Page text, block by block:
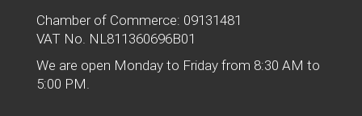
Chamber of Commerce: 09131481
VAT No. NL811360696B01
We are open Monday to Friday from 8:30 AM to
5:00 PM.